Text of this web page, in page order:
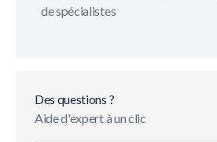
de spécialistes
Des questions ?
Aide d'expert à un clic